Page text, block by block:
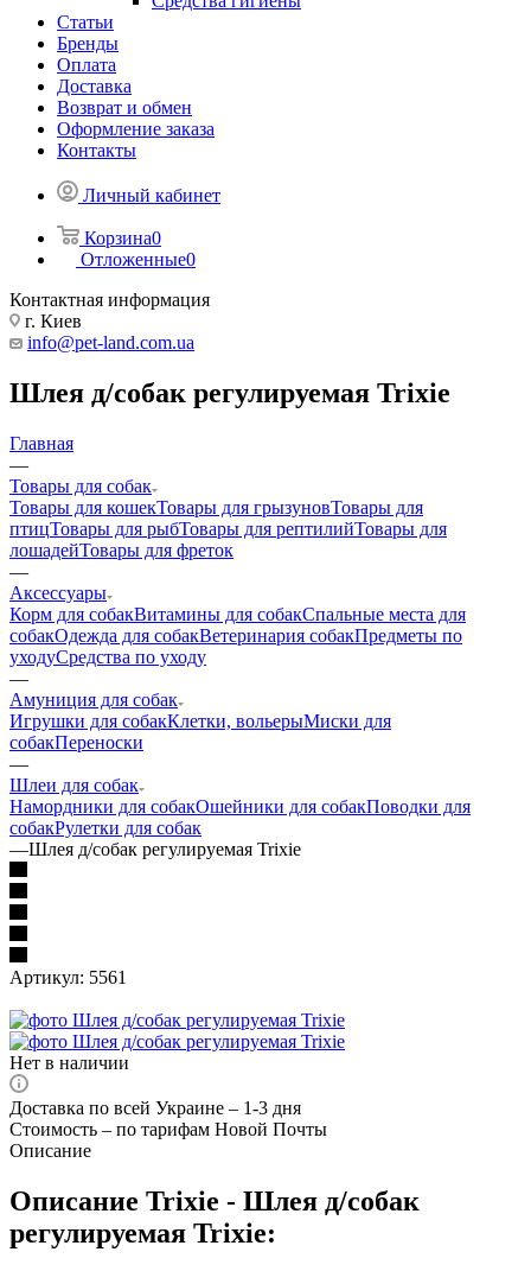
Статьи
Бренды
Оплата
Доставка
Возврат и обмен
Оформление заказа
Контакты
Личный кабинет
Корзина0
Отложенные0
Контактная информация
г. Киев
info@pet-land.com.ua
Шлея д/собак регулируемая Trixie
Главная
—
Товары для собак
Товары для кошекТовары для грызуновТовары для
птицТовары для рыбТовары для рептилийТовары для
лошадейТовары для фреток
—
Аксессуары
Корм для собакВитамины для собакСпальные места для
собакОдежда для собакВетеринария собакПредметы по
уходуСредства по уходу
—
Амуниция для собак
Игрушки для собакКлетки, вольерыМиски для
собакПереноски
—
Шлеи для собак
Намордники для собакОшейники для собакПоводки для
собакРулетки для собак
—Шлея д/собак регулируемая Trixie
Артикул: 5561
Нет в наличии
Доставка по всей Украине – 1-3 дня
Стоимость – по тарифам Новой Почты
Описание
Описание Trixie - Шлея д/собак
регулируемая Trixie: